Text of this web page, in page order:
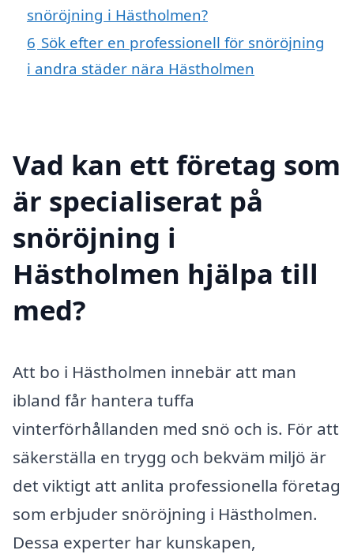
snöröjning i Hästholmen?
6 Sök efter en professionell för snöröjning
i andra städer nära Hästholmen
Vad kan ett företag som
är specialiserat på
snöröjning i
Hästholmen hjälpa till
med?
Att bo i Hästholmen innebär att man
ibland får hantera tuffa
vinterförhållanden med snö och is. För att
säkerställa en trygg och bekväm miljö är
det viktigt att anlita professionella företag
som erbjuder snöröjning i Hästholmen.
Dessa experter har kunskapen,